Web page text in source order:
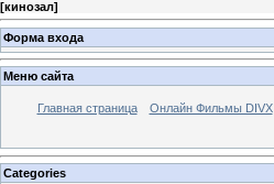
[кинозал]
Форма входа
Меню сайта
Главная страница Онлайн Фильмы DIVX
Categories